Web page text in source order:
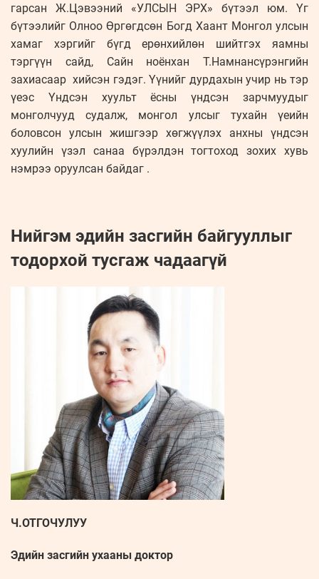
гарсан Ж.Цэвээний «УЛСЫН ЭРХ» бүтээл юм. Үг
бүтээлийг Олноо Өргөгдсөн Богд Хаант Монгол улсын
хамаг хэргийг бүгд ерөнхийлөн шийтгэх яамны
тэргүүн сайд, Сайн ноёнхан Т.Намнансүрэнгийн
захиасаар хийсэн гэдэг. Үүнийг дурдахын учир нь тэр
үеэс Үндсэн хуульт ёсны үндсэн зарчмуудыг
монголчууд судалж, монгол улсыг тухайн үеийн
боловсон улсын жишгээр хөгжүүлэх анхны үндсэн
хуулийн үзэл санаа бүрэлдэн тогтоход зохих хувь
нэмрээ оруулсан байдаг .
Нийгэм эдийн засгийн байгууллыг
тодорхой тусгаж чадаагүй
Ч.ОТГОЧУЛУУ
Эдийн засгийн ухааны доктор